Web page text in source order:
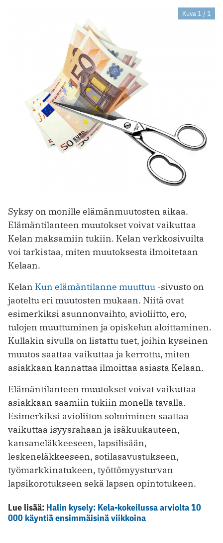
Kuva 1 / 1
Syksy on monille elämänmuutosten aikaa.
Elämäntilanteen muutokset voivat vaikuttaa
Kelan maksamiin tukiin. Kelan verkkosivuilta
voi tarkistaa, miten muutoksesta ilmoitetaan
Kelaan.
Kelan Kun elämäntilanne muuttuu -sivusto on
jaoteltu eri muutosten mukaan. Niitä ovat
esimerkiksi asunnonvaihto, avioliitto, ero,
tulojen muuttuminen ja opiskelun aloittaminen.
Kullakin sivulla on listattu tuet, joihin kyseinen
muutos saattaa vaikuttaa ja kerrottu, miten
asiakkaan kannattaa ilmoittaa asiasta Kelaan.
Elämäntilanteen muutokset voivat vaikuttaa
asiakkaan saamiin tukiin monella tavalla.
Esimerkiksi avioliiton solmiminen saattaa
vaikuttaa isyysrahaan ja isäkuukauteen,
kansaneläkkeeseen, lapsilisään,
leskeneläkkeeseen, sotilasavustukseen,
työmarkkinatukeen, työttömyysturvan
lapsikorotukseen sekä lapsen opintotukeen.
Lue lisää: Halin kysely: Kela-kokeilussa arviolta 10
000 käyntiä ensimmäisinä viikkoina